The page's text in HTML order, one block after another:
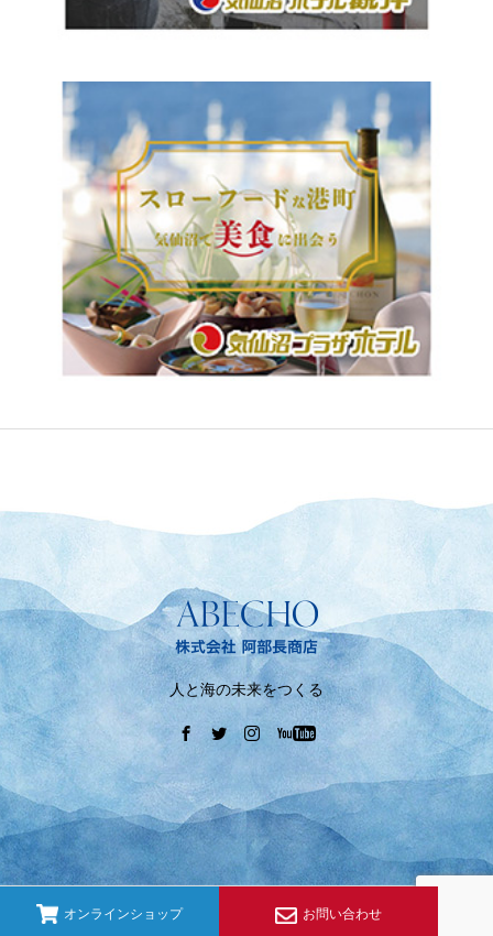
人と海の未来をつくる
Copyright © 【公式】株式会社 阿部長商店 All Rights Reserved.
オンラインショップ お問い合わせ